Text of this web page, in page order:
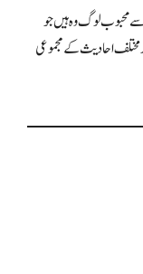
محبوب لوگ وہ ہیں جو
مختلف احادیث کے مجموعی